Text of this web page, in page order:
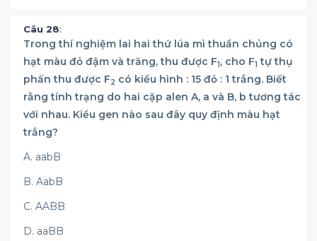
Câu 28:
Trong thí nghiệm lai hai thứ lúa mì thuần chủng có
hạt màu đỏ đậm và trăng, thu được F1, cho F1 tự thụ
phấn thu được F2 có kiểu hình : 15 đỏ : 1 trắng. Biết
rằng tính trạng do hai cặp alen A, a và B, b tương tác
với nhau. Kiểu gen nào sau đây quy định màu hạt
trắng?
A. aabB
B. AabB
C. AABB
D. aaBB